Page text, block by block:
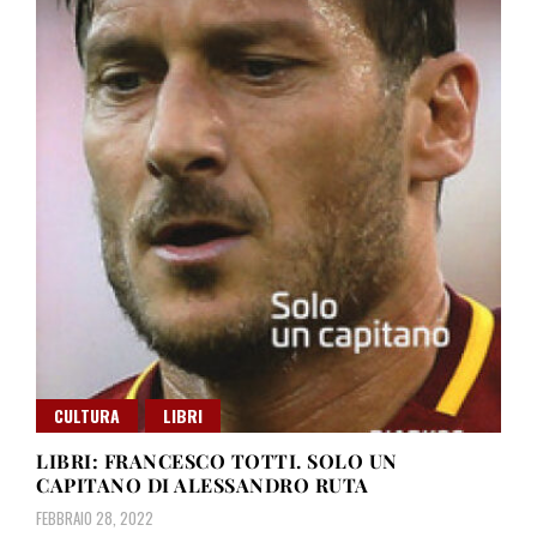
CULTURA
LIBRI
LIBRI: FRANCESCO TOTTI. SOLO UN
CAPITANO DI ALESSANDRO RUTA
FEBBRAIO 28, 2022